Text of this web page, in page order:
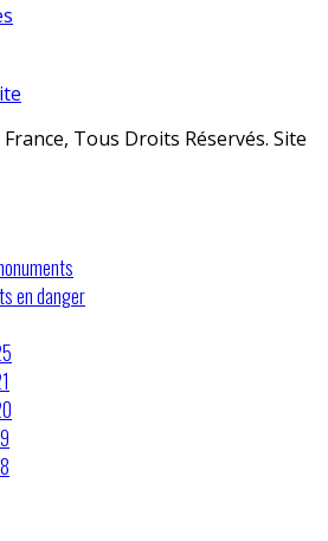
Tous Droits Réservés. Site
en danger